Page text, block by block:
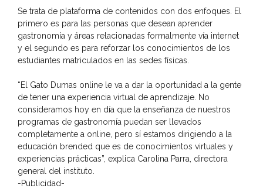
Se trata de plataforma de contenidos con dos enfoques. El
primero es para las personas que desean aprender
gastronomía y áreas relacionadas formalmente vía internet
y el segundo es para reforzar los conocimientos de los
estudiantes matriculados en las sedes físicas.
“El Gato Dumas online le va a dar la oportunidad a la gente
de tener una experiencia virtual de aprendizaje. No
consideramos hoy en día que la enseñanza de nuestros
programas de gastronomía puedan ser llevados
completamente a online, pero sí estamos dirigiendo a la
educación brended que es de conocimientos virtuales y
experiencias prácticas”, explica Carolina Parra, directora
general del instituto.
-Publicidad-